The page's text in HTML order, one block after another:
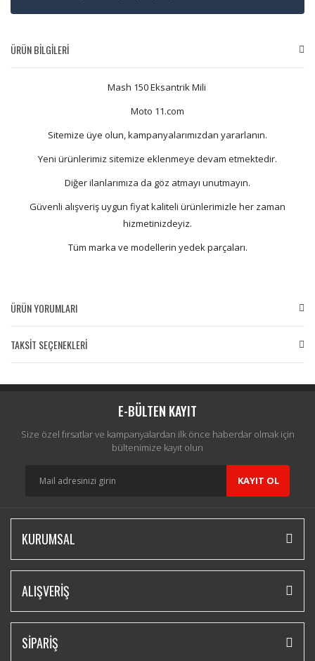
ÜRÜN BİLGİLERİ
Mash 150 Eksantrik Mili
Moto 11.com
Sitemize üye olun, kampanyalarımızdan yararlanın.
Yeni ürünlerimiz sitemize eklenmeye devam etmektedir.
Diğer ilanlarımıza da göz atmayı unutmayın.
Güvenli alışveriş uygun fiyat kaliteli ürünlerimizle her zaman
hizmetinizdeyiz.
Tüm marka ve modellerin yedek parçaları.
ÜRÜN YORUMLARI
Yorum Yaz
TAKSİT SEÇENEKLERİ
E-BÜLTEN KAYIT
Size özel fırsatlar ve kampanyalardan ilk önce haberdar olmak için
bültenimize kayıt olun
KAYIT OL
KURUMSAL
ALIŞVERİŞ
SİPARİŞ